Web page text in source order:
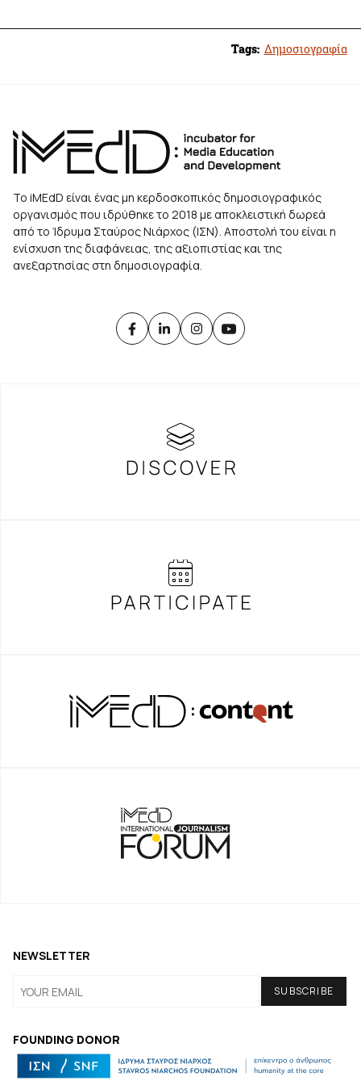
Tags: Δημοσιογραφία
Το iMEdD είναι ένας μη κερδοσκοπικός δημοσιογραφικός
οργανισμός που ιδρύθηκε το 2018 με αποκλειστική δωρεά
από το Ίδρυμα Σταύρος Νιάρχος (ΙΣΝ). Αποστολή του είναι η
ενίσχυση της διαφάνειας, της αξιοπιστίας και της
ανεξαρτησίας στη δημοσιογραφία.
FOUNDING DONOR
NEWSLETTER